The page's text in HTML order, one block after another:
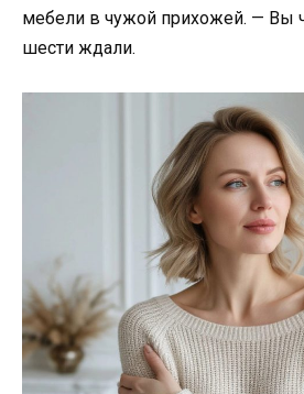
мебели в чужой прихожей. — Вы
шести ждали.